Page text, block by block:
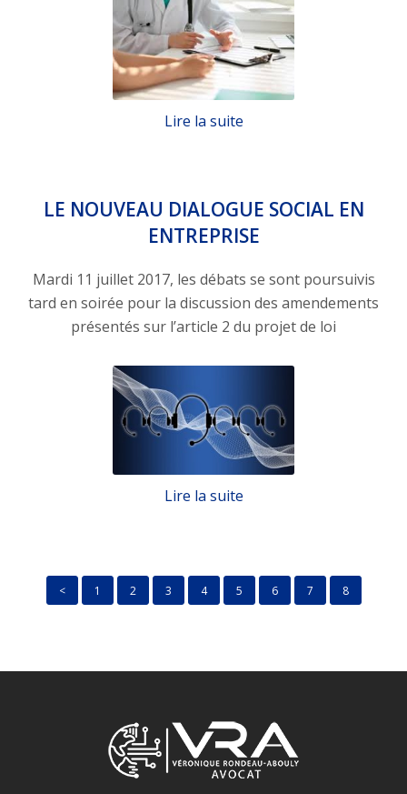
Lire la suite
LE NOUVEAU DIALOGUE SOCIAL EN
ENTREPRISE
Mardi 11 juillet 2017, les débats se sont poursuivis
tard en soirée pour la discussion des amendements
présentés sur l’article 2 du projet de loi
Lire la suite
< 1 2 3 4 5 6 7 8